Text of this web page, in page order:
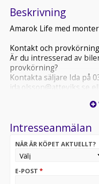
Beskrivning
Amarok Life med
Kontakt och provkörning
Är du intresserad av
provkörning?
Kontakta säljare Ida på
ida.olsson@atteviks.se
vi ska kunna ge dig bästa
Öppettider – Atteviks
Intresseanmälan
NÄR ÄR KÖPET AKTUELLT?
E-POST *